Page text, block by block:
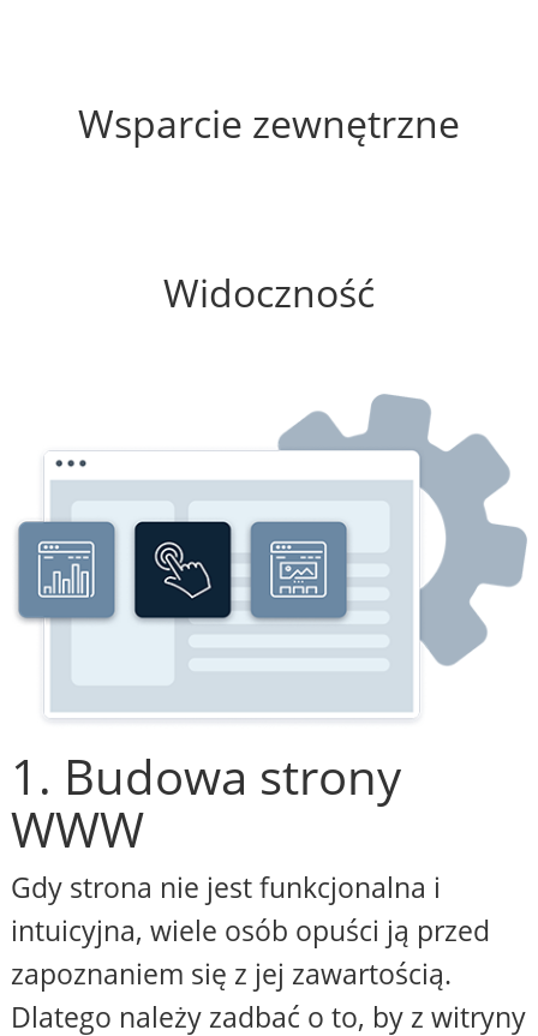
Wsparcie zewnętrzne
Widoczność
1. Budowa strony
WWW
Gdy strona nie jest funkcjonalna i
intuicyjna, wiele osób opuści ją przed
zapoznaniem się z jej zawartością.
Dlatego należy zadbać o to, by z witryny